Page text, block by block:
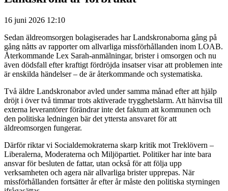
16 juni 2026 12:10
Sedan äldreomsorgen bolagiserades har Landskronaborna gång på
gång nåtts av rapporter om allvarliga missförhållanden inom LOAB.
Återkommande Lex Sarah-anmälningar, brister i omsorgen och nu
även dödsfall efter kraftigt fördröjda insatser visar att problemen inte
är enskilda händelser – de är återkommande och systematiska.
Två äldre Landskronabor avled under samma månad efter att hjälp
dröjt i över två timmar trots aktiverade trygghetslarm. Att hänvisa till
externa leverantörer förändrar inte det faktum att kommunen och
den politiska ledningen bär det yttersta ansvaret för att
äldreomsorgen fungerar.
Därför riktar vi Socialdemokraterna skarp kritik mot Treklövern –
Liberalerna, Moderaterna och Miljöpartiet. Politiker har inte bara
ansvar för besluten de fattar, utan också för att följa upp
verksamheten och agera när allvarliga brister upprepas. När
missförhållanden fortsätter år efter år måste den politiska styrningen